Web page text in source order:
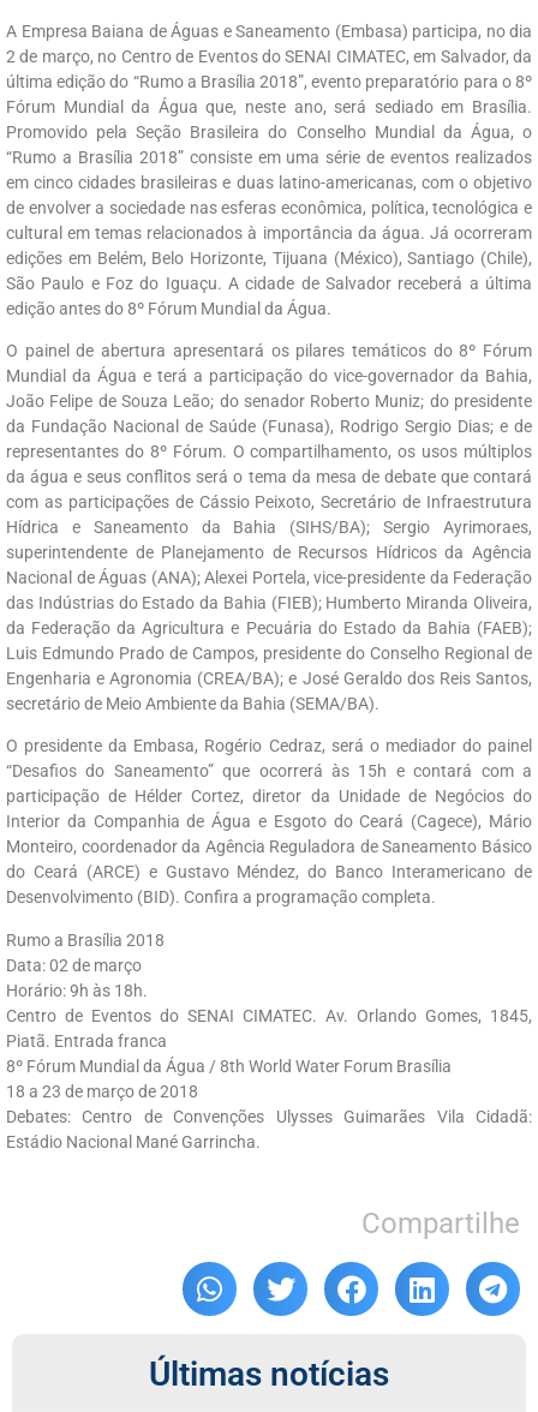
A Empresa Baiana de Águas e Saneamento (Embasa) participa, no dia
2 de março, no Centro de Eventos do SENAI CIMATEC, em Salvador, da
última edição do “Rumo a Brasília 2018”, evento preparatório para o 8º
Fórum Mundial da Água que, neste ano, será sediado em Brasília.
Promovido pela Seção Brasileira do Conselho Mundial da Água, o
“Rumo a Brasília 2018” consiste em uma série de eventos realizados
em cinco cidades brasileiras e duas latino-americanas, com o objetivo
de envolver a sociedade nas esferas econômica, política, tecnológica e
cultural em temas relacionados à importância da água. Já ocorreram
edições em Belém, Belo Horizonte, Tijuana (México), Santiago (Chile),
São Paulo e Foz do Iguaçu. A cidade de Salvador receberá a última
edição antes do 8º Fórum Mundial da Água.
O painel de abertura apresentará os pilares temáticos do 8º Fórum
Mundial da Água e terá a participação do vice-governador da Bahia,
João Felipe de Souza Leão; do senador Roberto Muniz; do presidente
da Fundação Nacional de Saúde (Funasa), Rodrigo Sergio Dias; e de
representantes do 8º Fórum. O compartilhamento, os usos múltiplos
da água e seus conflitos será o tema da mesa de debate que contará
com as participações de Cássio Peixoto, Secretário de Infraestrutura
Hídrica e Saneamento da Bahia (SIHS/BA); Sergio Ayrimoraes,
superintendente de Planejamento de Recursos Hídricos da Agência
Nacional de Águas (ANA); Alexei Portela, vice-presidente da Federação
das Indústrias do Estado da Bahia (FIEB); Humberto Miranda Oliveira,
da Federação da Agricultura e Pecuária do Estado da Bahia (FAEB);
Luis Edmundo Prado de Campos, presidente do Conselho Regional de
Engenharia e Agronomia (CREA/BA); e José Geraldo dos Reis Santos,
secretário de Meio Ambiente da Bahia (SEMA/BA).
O presidente da Embasa, Rogério Cedraz, será o mediador do painel
“Desafios do Saneamento” que ocorrerá às 15h e contará com a
participação de Hélder Cortez, diretor da Unidade de Negócios do
Interior da Companhia de Água e Esgoto do Ceará (Cagece), Mário
Monteiro, coordenador da Agência Reguladora de Saneamento Básico
do Ceará (ARCE) e Gustavo Méndez, do Banco Interamericano de
Desenvolvimento (BID). Confira a programação completa.
Rumo a Brasília 2018
Data: 02 de março
Horário: 9h às 18h.
Centro de Eventos do SENAI CIMATEC. Av. Orlando Gomes, 1845,
Piatã. Entrada franca
8º Fórum Mundial da Água / 8th World Water Forum Brasília
18 a 23 de março de 2018
Debates: Centro de Convenções Ulysses Guimarães Vila Cidadã:
Estádio Nacional Mané Garrincha.
Compartilhe
Últimas notícias